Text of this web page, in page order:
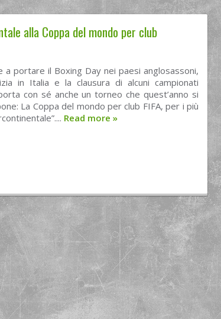
alla Coppa del mondo per club
a portare il Boxing Day nei paesi anglosassoni,
in Italia e la clausura di alcuni campionati
con sé anche un torneo che quest’anno si
La Coppa del mondo per club FIFA, per i più
Read more »